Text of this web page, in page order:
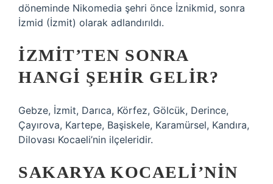
döneminde Nikomedia şehri önce İznikmid, sonra
İzmid (İzmit) olarak adlandırıldı.
İZMIT’TEN SONRA
HANGI ŞEHIR GELIR?
Gebze, İzmit, Darıca, Körfez, Gölcük, Derince,
Çayırova, Kartepe, Başiskele, Karamürsel, Kandıra,
Dilovası Kocaeli’nin ilçeleridir.
SAKARYA KOCAELI’NIN